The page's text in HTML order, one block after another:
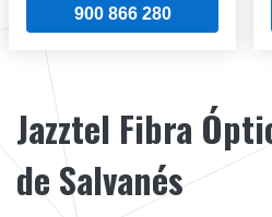
900 866 280
Jazztel Fibra
de Salvanés